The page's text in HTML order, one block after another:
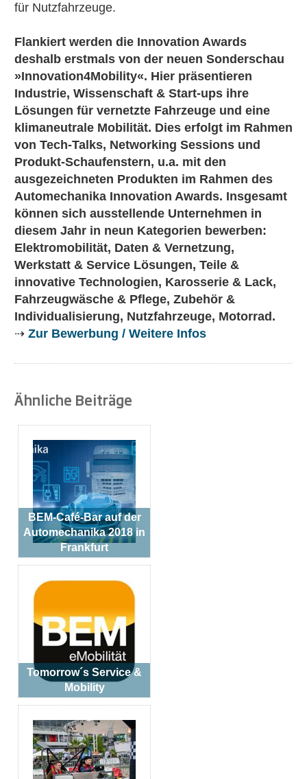
für Nutzfahrzeuge.
Flankiert werden die Innovation Awards
deshalb erstmals von der neuen Sonderschau
»Innovation4Mobility«. Hier präsentieren
Industrie, Wissenschaft & Start-ups ihre
Lösungen für vernetzte Fahrzeuge und eine
klimaneutrale Mobilität. Dies erfolgt im Rahmen
von Tech-Talks, Networking Sessions und
Produkt-Schaufenstern, u.a. mit den
ausgezeichneten Produkten im Rahmen des
Automechanika Innovation Awards. Insgesamt
können sich ausstellende Unternehmen in
diesem Jahr in neun Kategorien bewerben:
Elektromobilität, Daten & Vernetzung,
Werkstatt & Service Lösungen, Teile &
innovative Technologien, Karosserie & Lack,
Fahrzeugwäsche & Pflege, Zubehör &
Individualisierung, Nutzfahrzeuge, Motorrad.
⇢ Zur Bewerbung / Weitere Infos
Ähnliche Beiträge
BEM-Café-Bar auf der
Automechanika 2018 in
Frankfurt
Tomorrow´s Service &
Mobility